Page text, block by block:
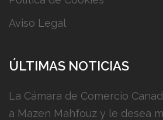
Aviso Legal
ÚLTIMAS NOTICIAS
La Cámara de Comercio
a Mazen Mahfouz y le desea